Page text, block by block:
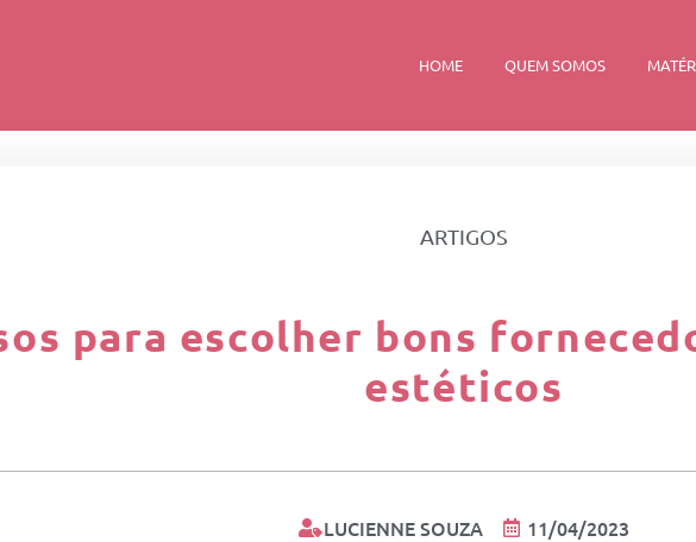
HOME QUEM SOMOS
ARTIGOS
para escolher bons
estéticos
LUCIENNE SOUZA 11/04/2023